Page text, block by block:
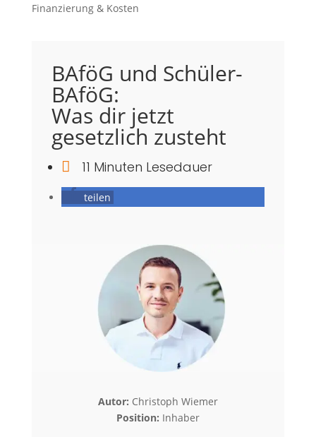
Finanzierung & Kosten
BAföG und Schüler-
BAföG:
Was dir jetzt
gesetzlich zusteht
 11 Minuten Lesedauer
teilen
Autor: Christoph Wiemer
Position: Inhaber